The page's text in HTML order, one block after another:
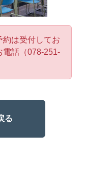
約は受付してお
電話（078-251-
る